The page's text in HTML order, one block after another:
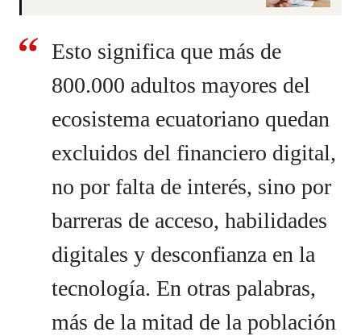
Esto significa que más de
800.000 adultos mayores del
ecosistema ecuatoriano quedan
excluidos del financiero digital,
no por falta de interés, sino por
barreras de acceso, habilidades
digitales y desconfianza en la
tecnología. En otras palabras,
más de la mitad de la población